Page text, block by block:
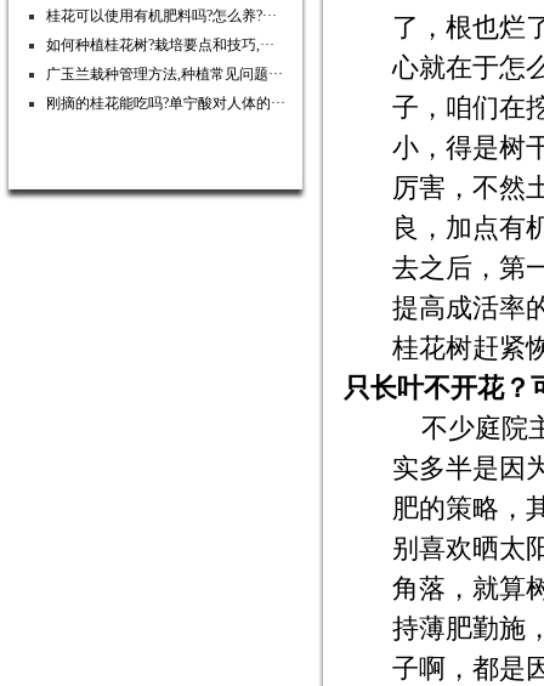
桂花可以使用有机肥料吗?怎么养?···
如何种植桂花树?栽培要点和技巧,···
广玉兰栽种管理方法,种植常见问题···
刚摘的桂花能吃吗?单宁酸对人体的···
了，根也烂
心就在于怎
子，咱们在
小，得是树
厉害，不然
良，加点有
去之后，第
提高成活率
桂花树赶紧
只长叶不开花？
不少庭院
实多半是因
肥的策略，
别喜欢晒太
角落，就算
持薄肥勤施
子啊，都是